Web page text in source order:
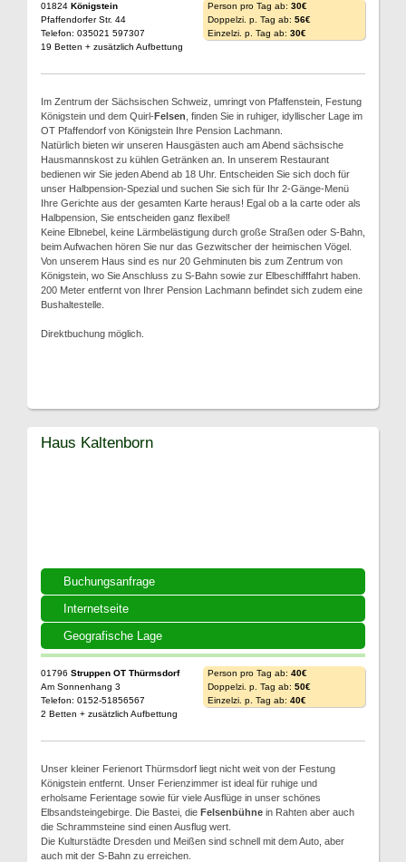
01824 Königstein
Pfaffendorfer Str. 44
Telefon: 035021 597307
19 Betten + zusätzlich Aufbettung
Person pro Tag ab: 30€
Doppelzi. p. Tag ab: 56€
Einzelzi. p. Tag ab: 30€
Im Zentrum der Sächsischen Schweiz, umringt von Pfaffenstein, Festung
Königstein und dem Quirl-Felsen , finden Sie in ruhiger, idyllischer Lage im
OT Pfaffendorf von Königstein Ihre Pension Lachmann.
Natürlich bieten wir unseren Hausgästen auch am Abend sächsische
Hausmannskost zu kühlen Getränken an. In unserem Restaurant
bedienen wir Sie jeden Abend ab 18 Uhr. Entscheiden Sie sich doch für
unser Halbpension-Spezial und suchen Sie sich für Ihr 2-Gänge-Menü
Ihre Gerichte aus der gesamten Karte heraus! Egal ob a la carte oder als
Halbpension, Sie entscheiden ganz flexibel!
Keine Elbnebel, keine Lärmbelästigung durch große Straßen oder S-Bahn,
beim Aufwachen hören Sie nur das Gezwitscher der heimischen Vögel.
Von unserem Haus sind es nur 20 Gehminuten bis zum Zentrum von
Königstein, wo Sie Anschluss zu S-Bahn sowie zur Elbeschifffahrt haben.
200 Meter entfernt von Ihrer Pension Lachmann befindet sich zudem eine
Bushaltestelle.
Direktbuchung möglich.
Buchungsanfrage
Internetseite
Geografische Lage
Haus Kaltenborn
01796 Struppen OT Thürmsdorf
Am Sonnenhang 3
Telefon: 0152-51856567
2 Betten + zusätzlich Aufbettung
Person pro Tag ab: 40€
Doppelzi. p. Tag ab: 50€
Einzelzi. p. Tag ab: 40€
Unser kleiner Ferienort Thürmsdorf liegt nicht weit von der Festung
Königstein entfernt. Unser Ferienzimmer ist ideal für ruhige und
erholsame Ferientage sowie für viele Ausflüge in unser schönes
Elbsandsteingebirge. Die Bastei, die Felsenbühne in Rahten aber auch
die Schrammsteine sind einen Ausflug wert.
Die Kulturstädte Dresden und Meißen sind schnell mit dem Auto, aber
auch mit der S-Bahn zu erreichen.